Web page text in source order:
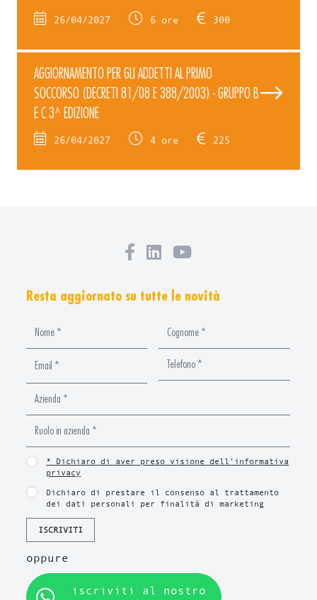
26/04/2027 6 ore 300
AGGIORNAMENTO PER GLI ADDETTI AL PRIMO
SOCCORSO (DECRETI 81/08 E 388/2003) - GRUPPO B
E C 3^ EDIZIONE
26/04/2027 4 ore 225
Resta aggiornato su tutte le novità
* Dichiaro di aver preso visione dell’informativa
privacy
Dichiaro di prestare il consenso al trattamento
dei dati personali per finalità di marketing
ISCRIVITI
oppure
iscriviti al nostro